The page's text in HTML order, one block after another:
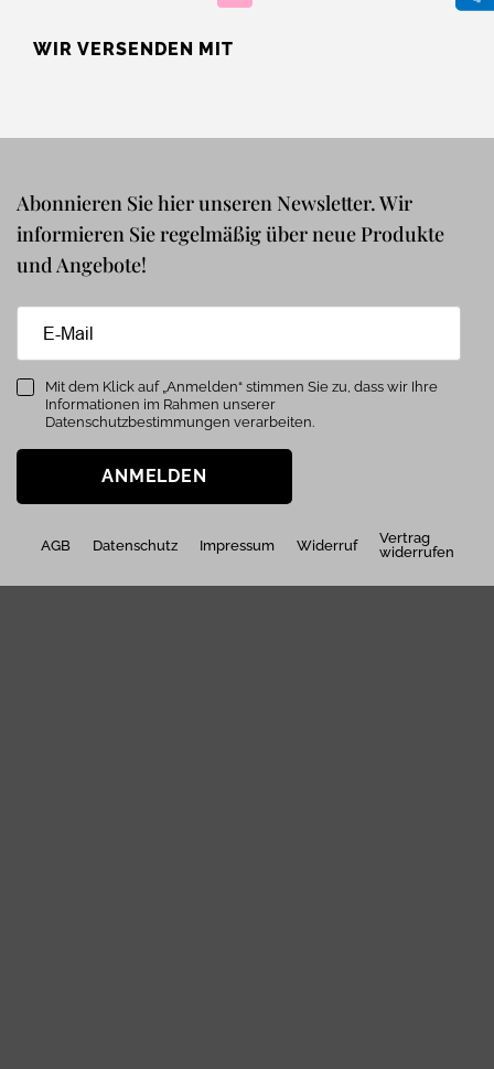
WIR VERSENDEN MIT
Abonnieren Sie hier unseren Newsletter. Wir
informieren Sie regelmäßig über neue Produkte
und Angebote!
Mit dem Klick auf „Anmelden“ stimmen Sie zu, dass wir Ihre
Informationen im Rahmen unserer
Datenschutzbestimmungen verarbeiten.
ANMELDEN
AGB Datenschutz Impressum Widerruf
Vertrag
widerrufen